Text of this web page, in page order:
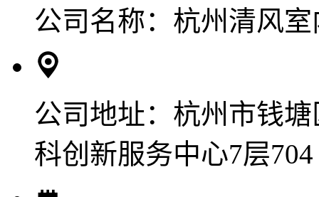
公司名称： 杭州清风
公司地址： 杭州市钱
科创新服务中心7层704